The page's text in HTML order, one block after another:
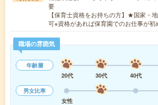
要
【保育士資格をお持ちの方】★国家・
可※資格があれば保育園でのお仕事が
職場の雰囲気
年齢層
20代
30代 40代
男女比率
女性